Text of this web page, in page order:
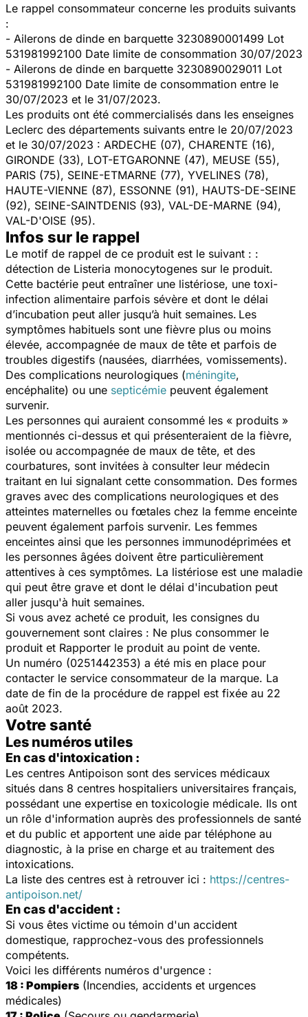
Le rappel consommateur concerne les produits suivants
:
- Ailerons de dinde en barquette 3230890001499 Lot
531981992100 Date limite de consommation 30/07/2023
- Ailerons de dinde en barquette 3230890029011 Lot
531981992100 Date limite de consommation entre le
30/07/2023 et le 31/07/2023.
Les produits ont été commercialisés dans les enseignes
Leclerc des départements suivants entre le 20/07/2023
et le 30/07/2023 : ARDECHE (07), CHARENTE (16),
GIRONDE (33), LOT-ETGARONNE (47), MEUSE (55),
PARIS (75), SEINE-ETMARNE (77), YVELINES (78),
HAUTE-VIENNE (87), ESSONNE (91), HAUTS-DE-SEINE
(92), SEINE-SAINTDENIS (93), VAL-DE-MARNE (94),
VAL-D'OISE (95).
Infos sur le rappel
Le motif de rappel de ce produit est le suivant : :
détection de Listeria monocytogenes sur le produit.
Cette bactérie peut entraîner une listériose, une toxi-
infection alimentaire parfois sévère et dont le délai
d’incubation peut aller jusqu’à huit semaines. Les
symptômes habituels sont une fièvre plus ou moins
élevée, accompagnée de maux de tête et parfois de
troubles digestifs (nausées, diarrhées, vomissements).
Des complications neurologiques (méningite,
encéphalite) ou une septicémie peuvent également
survenir.
Les personnes qui auraient consommé les « produits »
mentionnés ci-dessus et qui présenteraient de la fièvre,
isolée ou accompagnée de maux de tête, et des
courbatures, sont invitées à consulter leur médecin
traitant en lui signalant cette consommation. Des formes
graves avec des complications neurologiques et des
atteintes maternelles ou fœtales chez la femme enceinte
peuvent également parfois survenir. Les femmes
enceintes ainsi que les personnes immunodéprimées et
les personnes âgées doivent être particulièrement
attentives à ces symptômes. La listériose est une maladie
qui peut être grave et dont le délai d'incubation peut
aller jusqu'à huit semaines.
Si vous avez acheté ce produit, les consignes du
gouvernement sont claires : Ne plus consommer le
produit et Rapporter le produit au point de vente.
Un numéro (0251442353) a été mis en place pour
contacter le service consommateur de la marque. La
date de fin de la procédure de rappel est fixée au 22
août 2023.
Votre santé
Les numéros utiles
En cas d'intoxication :
Les centres Antipoison sont des services médicaux
situés dans 8 centres hospitaliers universitaires français,
possédant une expertise en toxicologie médicale. Ils ont
un rôle d'information auprès des professionnels de santé
et du public et apportent une aide par téléphone au
diagnostic, à la prise en charge et au traitement des
intoxications.
La liste des centres est à retrouver ici : https://centres-
antipoison.net/
En cas d'accident :
Si vous êtes victime ou témoin d'un accident
domestique, rapprochez-vous des professionnels
compétents.
Voici les différents numéros d'urgence :
18 : Pompiers (Incendies, accidents et urgences
médicales)